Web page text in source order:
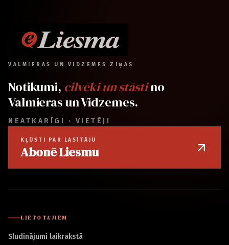
VALMIERAS UN VIDZEMES ZIŅAS
Notikumi, cilvēki un stāstino
Valmieras un Vidzemes.
NEATKARĪGI · VIETĒJI
KĻŪSTI PAR LASĪTĀJU
Abonē Liesmu
LIETOTĀJIEM
Sludinājumi laikrakstā